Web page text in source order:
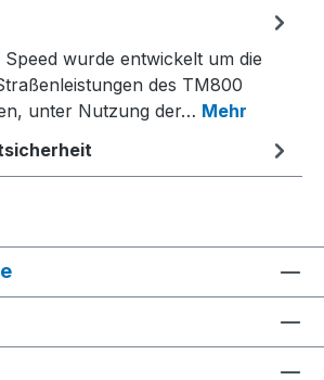
wurde entwickelt um die
des TM800
unter Nutzung der… Mehr